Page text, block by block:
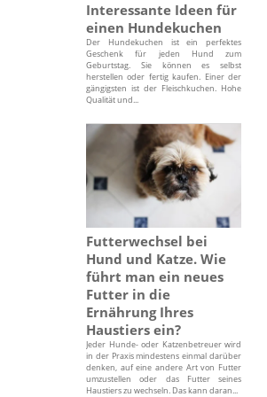
Interessante Ideen für
einen Hundekuchen
Der Hundekuchen ist ein perfektes
Geschenk für jeden Hund zum
Geburtstag. Sie können es selbst
herstellen oder fertig kaufen. Einer der
gängigsten ist der Fleischkuchen. Hohe
Qualität und...
Futterwechsel bei
Hund und Katze. Wie
führt man ein neues
Futter in die
Ernährung Ihres
Haustiers ein?
Jeder Hunde- oder Katzenbetreuer wird
in der Praxis mindestens einmal darüber
denken, auf eine andere Art von Futter
umzustellen oder das Futter seines
Haustiers zu wechseln. Das kann daran...